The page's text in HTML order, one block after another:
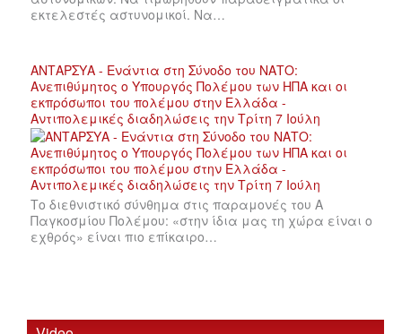
εκτελεστές αστυνομικοί. Να…
ΑΝΤΑΡΣΥΑ - Ενάντια στη Σύνοδο του ΝΑΤΟ:
Ανεπιθύμητος ο Υπουργός Πολέμου των ΗΠΑ και οι
εκπρόσωποι του πολέμου στην Ελλάδα -
Αντιπολεμικές διαδηλώσεις την Τρίτη 7 Ιούλη
Το διεθνιστικό σύνθημα στις παραμονές του Α
Παγκοσμίου Πολέμου: «στην ίδια μας τη χώρα είναι ο
εχθρός» είναι πιο επίκαιρο…